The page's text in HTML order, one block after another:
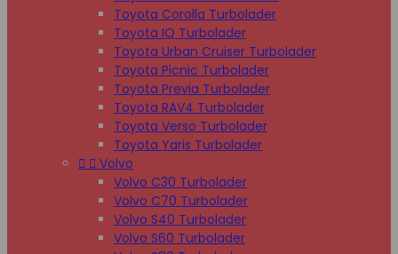
Toyota Corolla Turbolader
Toyota IQ Turbolader
Toyota Urban Cruiser Turbolader
Toyota Picnic Turbolader
Toyota Previa Turbolader
Toyota RAV4 Turbolader
Toyota Verso Turbolader
Toyota Yaris Turbolader
  Volvo
Volvo C30 Turbolader
Volvo C70 Turbolader
Volvo S40 Turbolader
Volvo S60 Turbolader